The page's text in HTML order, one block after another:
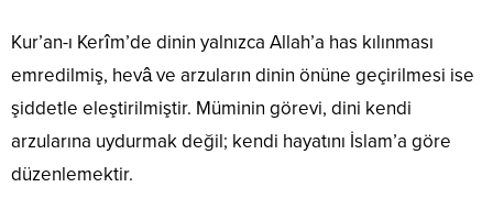
Kur’an-ı Kerîm’de dinin yalnızca Allah’a has kılınması
emredilmiş, hevâ ve arzuların dinin önüne geçirilmesi ise
şiddetle eleştirilmiştir. Müminin görevi, dini kendi
arzularına uydurmak değil; kendi hayatını İslam’a göre
düzenlemektir.